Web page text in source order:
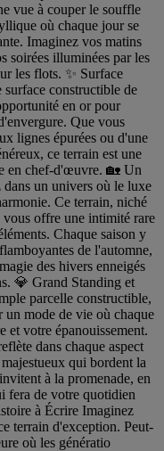
vue à couper le souffle
où chaque jour se
Imaginez vos matins
soirées illuminées par les
les flots. ✨ Surface
constructible de
en or pour
Que vous
lignes épurées ou d'une
ce terrain est une
en chef-d'œuvre. 🏡 Un
un univers où le luxe
Ce terrain, niché
vous offre une intimité rare
Chaque saison y
de l'automne,
des hivers enneigés
💎 Grand Standing et
parcelle constructible,
mode de vie où chaque
et votre épanouissement.
dans chaque aspect
qui bordent la
à la promenade, en
fera de votre quotidien
à Écrire Imaginez
terrain d'exception. Peut-
où les génératio